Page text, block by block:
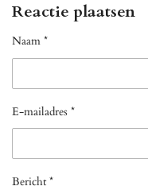
Reactie plaatsen
Naam *
E-mailadres *
Bericht *